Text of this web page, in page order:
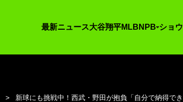
最新ニュース大谷翔平MLB NPB ショ
新球にも挑戦中！西武・野田が抱負「自分で納得で